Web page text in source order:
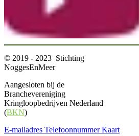
© 2019 - 2023 Stichting
NoggesEnMeer
Aangesloten bij de
Branchevereniging
Kringloopbedrijven Nederland
(BKN)
E-mailadres Telefoonnummer Kaart